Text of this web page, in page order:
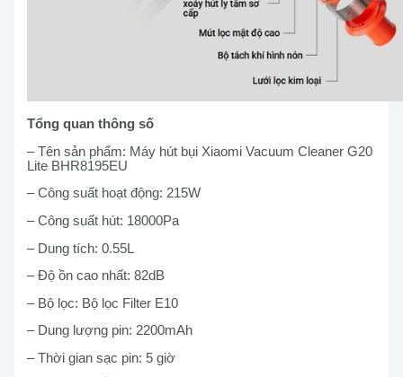
Tổng quan thông số
– Tên sản phẩm: Máy hút bụi Xiaomi Vacuum Cleaner G20
Lite BHR8195EU
– Công suất hoạt động: 215W
– Công suất hút: 18000Pa
– Dung tích: 0.55L
– Độ ồn cao nhất: 82dB
– Bộ lọc: Bộ lọc Filter E10
– Dung lượng pin: 2200mAh
– Thời gian sạc pin: 5 giờ